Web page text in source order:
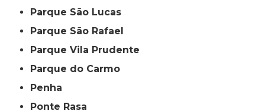
Parque São Lucas
Parque São Rafael
Parque Vila Prudente
Parque do Carmo
Penha
Ponte Rasa